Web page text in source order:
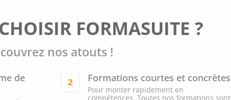
FORMASUITE ?
nos atouts !
de
2 Formations courtes et concrètes
Pour monter rapidement en
compétences. Toutes nos formations sont